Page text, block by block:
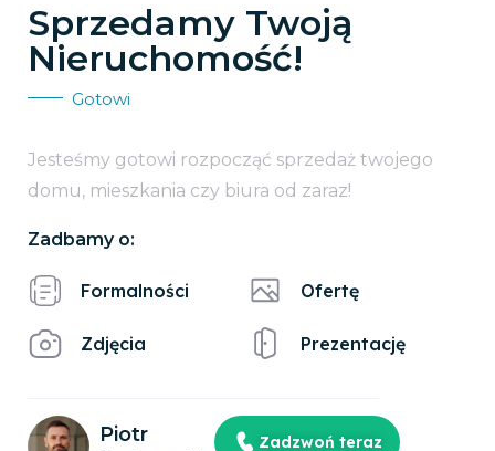
Sprzedamy Twoją
Nieruchomość!
Gotowi
Jesteśmy gotowi rozpocząć sprzedaż twojego
domu, mieszkania czy biura od zaraz!
Zadbamy o:
Formalności
Zdjęcia
Ofertę
Prezentację
Piotr
Zadzwoń teraz